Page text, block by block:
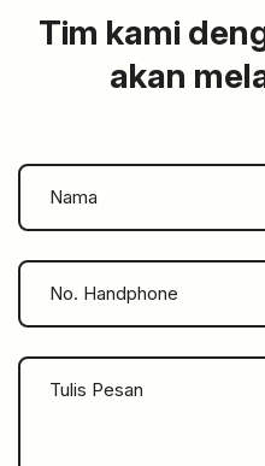
Tim kami
akan